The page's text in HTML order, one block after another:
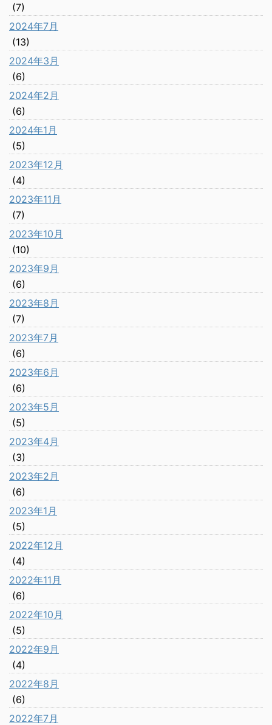
(7)
2024年7月
(13)
2024年3月
(6)
2024年2月
(6)
2024年1月
(5)
2023年12月
(4)
2023年11月
(7)
2023年10月
(10)
2023年9月
(6)
2023年8月
(7)
2023年7月
(6)
2023年6月
(6)
2023年5月
(5)
2023年4月
(3)
2023年2月
(6)
2023年1月
(5)
2022年12月
(4)
2022年11月
(6)
2022年10月
(5)
2022年9月
(4)
2022年8月
(6)
2022年7月